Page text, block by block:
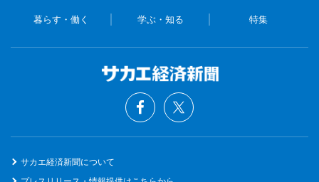
暮らす・働く 学ぶ・知る 特集
サカエ経済新聞について